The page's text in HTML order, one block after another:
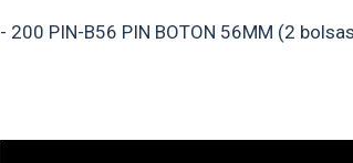
- 200 PIN-B56 PIN BOTON 56MM (2